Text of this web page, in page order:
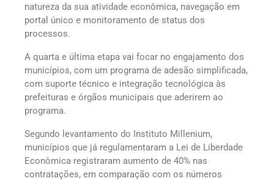
natureza da sua atividade econômica, navegação em
portal único e monitoramento de status dos
processos.
A quarta e última etapa vai focar no engajamento dos
municípios, com um programa de adesão simplificada,
com suporte técnico e integração tecnológica às
prefeituras e órgãos municipais que aderirem ao
programa.
Segundo levantamento do Instituto Millenium,
municípios que já regulamentaram a Lei de Liberdade
Econômica registraram aumento de 40% nas
contratações, em comparação com os números